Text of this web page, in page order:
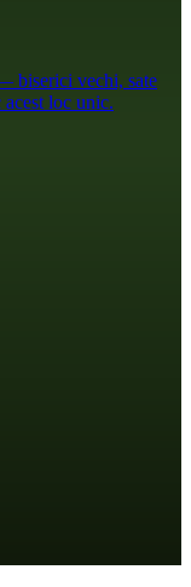
biserici vechi, sate
loc unic.